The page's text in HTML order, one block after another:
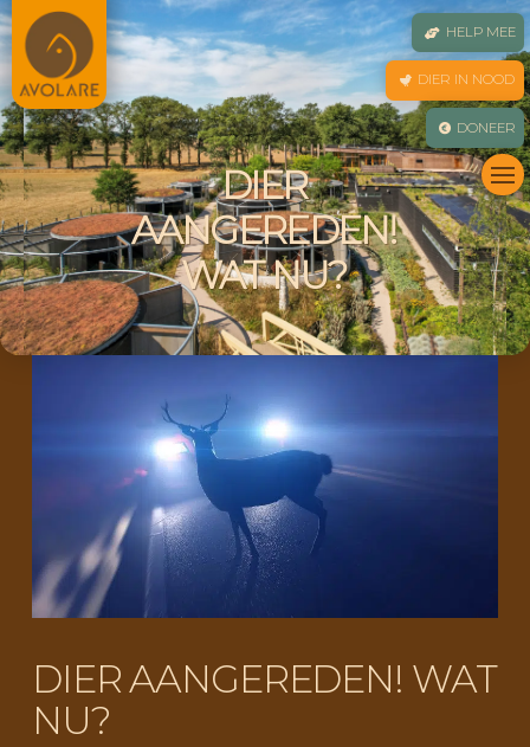
HELP MEE
DIER IN NOOD
DONEER
DIER
AANGEREDEN!
WAT NU?
DIER AANGEREDEN! WAT
NU?